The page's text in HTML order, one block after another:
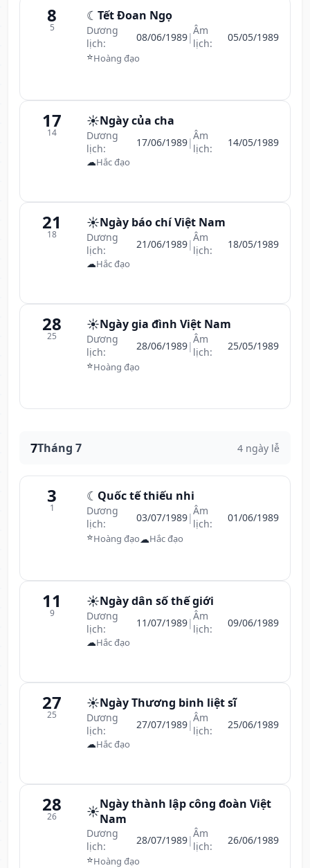
8
5
☾ Tết Đoan Ngọ
Dương
lịch:
08/06/1989|Âm
lịch:
05/05/1989
⭐Hoàng đạo
17
14
☀️Ngày của cha
Dương
lịch:
17/06/1989|Âm
lịch:
14/05/1989
☁Hắc đạo
21
18
☀️Ngày báo chí Việt Nam
Dương
lịch:
21/06/1989|Âm
lịch:
18/05/1989
☁Hắc đạo
28
25
☀️Ngày gia đình Việt Nam
Dương
lịch:
28/06/1989|Âm
lịch:
25/05/1989
⭐Hoàng đạo
7Tháng 7 4 ngày lễ
3
1
☾ Quốc tế thiếu nhi
Dương
lịch:
03/07/1989|Âm
lịch:
01/06/1989
⭐Hoàng đạo☁Hắc đạo
11
9
☀️Ngày dân số thế giới
Dương
lịch:
11/07/1989|Âm
lịch:
09/06/1989
☁Hắc đạo
27
25
☀️Ngày Thương binh liệt sĩ
Dương
lịch:
27/07/1989|Âm
lịch:
25/06/1989
☁Hắc đạo
28
26 ☀️Ngày thành lập công đoàn Việt
Nam
Dương
lịch:
28/07/1989|Âm
lịch:
26/06/1989
⭐Hoàng đạo